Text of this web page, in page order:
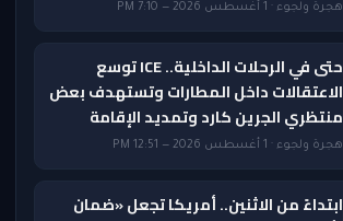
هجرة ولجوء · 1 أغسطس 2026 — 7:10 PM
حتى في الرحلات الداخلية.. ICE توسع
الاعتقالات داخل المطارات وتستهدف بعض
منتظري الجرين كارد وتمديد الإقامة
هجرة ولجوء · 1 أغسطس 2026 — 12:51 PM
ابتداءً من الاثنين.. أمريكا تجعل «ضمان